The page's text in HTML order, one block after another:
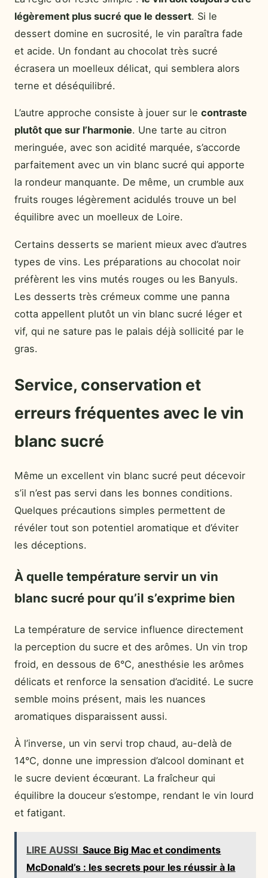
légèrement plus sucré que le dessert. Si le
dessert domine en sucrosité, le vin paraîtra fade
et acide. Un fondant au chocolat très sucré
écrasera un moelleux délicat, qui semblera alors
terne et déséquilibré.
L’autre approche consiste à jouer sur le contraste
plutôt que sur l’harmonie. Une tarte au citron
meringuée, avec son acidité marquée, s’accorde
parfaitement avec un vin blanc sucré qui apporte
la rondeur manquante. De même, un crumble aux
fruits rouges légèrement acidulés trouve un bel
équilibre avec un moelleux de Loire.
Certains desserts se marient mieux avec d’autres
types de vins. Les préparations au chocolat noir
préfèrent les vins mutés rouges ou les Banyuls.
Les desserts très crémeux comme une panna
cotta appellent plutôt un vin blanc sucré léger et
vif, qui ne sature pas le palais déjà sollicité par le
gras.
Service, conservation et
erreurs fréquentes avec le vin
blanc sucré
Même un excellent vin blanc sucré peut décevoir
s’il n’est pas servi dans les bonnes conditions.
Quelques précautions simples permettent de
révéler tout son potentiel aromatique et d’éviter
les déceptions.
À quelle température servir un vin
blanc sucré pour qu’il s’exprime bien
La température de service influence directement
la perception du sucre et des arômes. Un vin trop
froid, en dessous de 6°C, anesthésie les arômes
délicats et renforce la sensation d’acidité. Le sucre
semble moins présent, mais les nuances
aromatiques disparaissent aussi.
À l’inverse, un vin servi trop chaud, au-delà de
14°C, donne une impression d’alcool dominant et
le sucre devient écœurant. La fraîcheur qui
équilibre la douceur s’estompe, rendant le vin lourd
et fatigant.
LIRE AUSSI Sauce Big Mac et condiments
McDonald’s : les secrets pour les réussir à la